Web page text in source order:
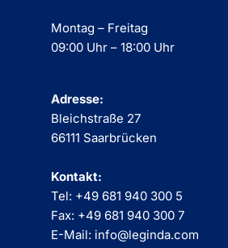
Montag – Freitag
09:00 Uhr – 18:00 Uhr
Adresse:
Bleichstraße 27
66111 Saarbrücken
Kontakt:
Tel: +49 681 940 300 5
Fax: +49 681 940 300 7
E-Mail: info@leginda.com